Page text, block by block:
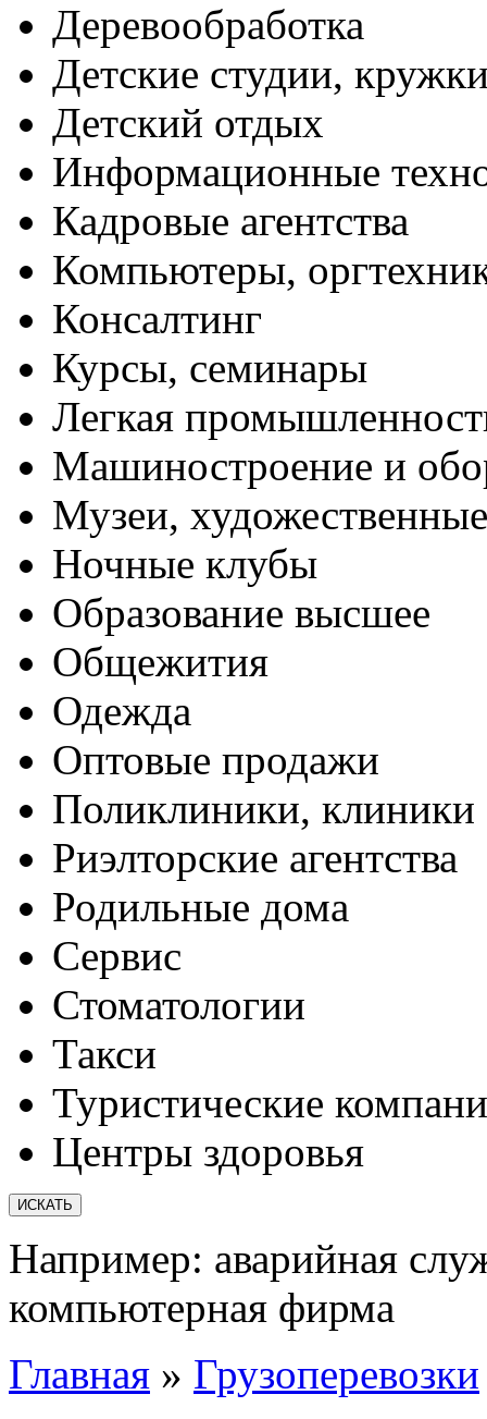
Деревообработка
Детские студии,
Детский отдых
Информационные
Кадровые агентства
Компьютеры,
Консалтинг
Курсы, семинары
Легкая
Машиностроение и
Музеи,
Ночные клубы
Образование высшее
Общежития
Одежда
Оптовые продажи
Поликлиники, клиники
Риэлторские агентства
Родильные дома
Сервис
Стоматологии
Такси
Туристические
Центры здоровья
Например: аварийная
компьютерная фирма
Главная » Грузоперевозки